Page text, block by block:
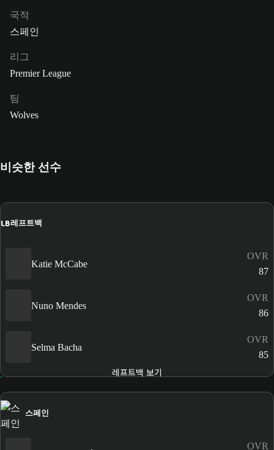
국적
스페인
리그
Premier League
팀
Wolves
비슷한 선수
LB레프트백
Katie McCabe
OVR
87
Nuno Mendes
OVR
86
Selma Bacha
OVR
85
레프트백 보기
스페인
OVR